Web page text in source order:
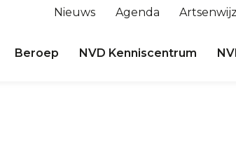
Nieuws Agenda
Beroep NVD Kenniscentrum